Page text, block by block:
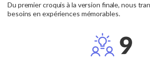
Du premier croquis à la version finale, nous
besoins en expériences mémorables.